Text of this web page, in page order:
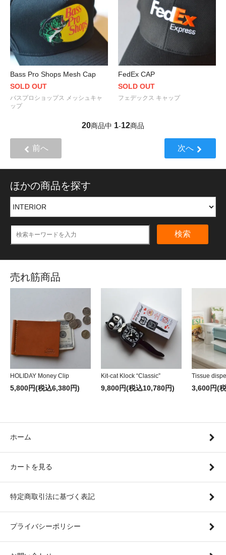
Bass Pro Shops Mesh Cap
SOLD OUT
バスプロショップス メッシュキャ
ップ
FedEx CAP
SOLD OUT
フェデックス キャップ
20商品中 1-12商品
前へ 次へ
ほかの商品を探す
検索
売れ筋商品
HOLIDAY Money Clip
5,800円(税込6,380円)
Kit-cat Klock “Classic”
9,800円(税込10,780円)
Tissue
3,600円(
ホーム
カートを見る
特定商取引法に基づく表記
プライバシーポリシー